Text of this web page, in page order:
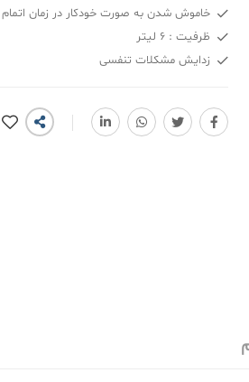
خاموش شدن به صورت خودکار در زمان
ظرفیت : 6 لیتر
زدایش مشکلات تنفسی